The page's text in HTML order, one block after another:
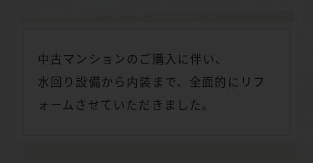
中古マンションのご購入に伴い、
水回り設備から内装まで、全面的にリフ
ォームさせていただきました。